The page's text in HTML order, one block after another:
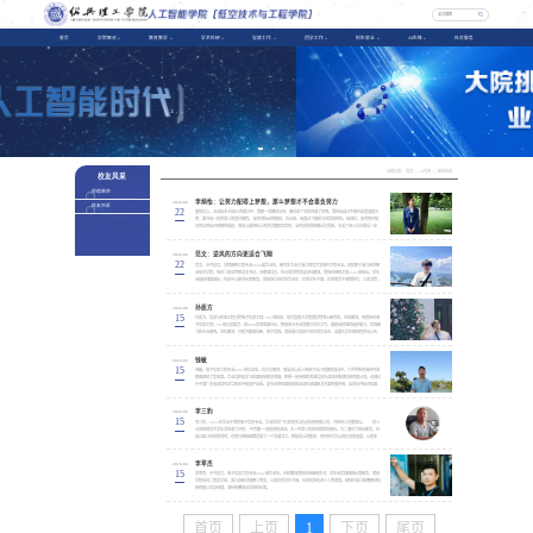
首页 学院概况 教育教学 学术科研 党建工作 团学工作 招生就业 AI先锋 社会服务
校友风采
师德典范
校友风采
首页 AI先锋
2026-06
22
李炳怡：让努力配得上梦想，那么梦想才不会辜负努力
重拾信心，主动出击“在如火的夏日中，我第一次踏进元培，便对这个学校充满了好奇。我告诉自己不能在这里虚度光
阴，要开启一段有意义的美好旅程。”如李炳怡说的那样，在元培，她度过了精彩又充实的四年。她回忆，高考的时候
没有达到自己预期的成绩，再加上看到班上的同学都超常发挥，当时就觉得既难过又丢脸，辛苦了这么久在最后一步没
2026-06
22
范文：逆风的方向更适合飞翔
范文，中共党员，学院网络工程专业2020届毕业生，研究生毕业于浙江师范大学软件工程专业。现就职于浙江经济职
业技术学院，担任二级学院团总支书记、专职辅导员。在元培学院就读本科期间，曾担任网络工程1602班班长，学生
会组织部副部长，科创中心秘书长等职务。荣获浙江省优秀毕业生、优秀学生干部、优秀团学干部等称号，以及学院综
奖项。...
2026-06
15
孙质方
孙质方，信息与机电工程分院电子信息工程1701班校友，现为暨南大学管理学院博士研究生。在校期间，他曾担任电
子信息工程1701班文娱委员、校ACM实验室副社长，积极参与专业竞赛与学生工作，展现出较强的组织能力、实践能
力和专业素养。本科期间，孙质方勤奋钻研、勇于实践，曾获浙江省绍兴市优秀毕业生、全国大学生团体程序设计天梯
大学生物理科技创新竞赛二等奖，...
2026-06
15
钱敏
钱敏，电子信息工程专业0901班毕业生。在大学期间，他全身心投入到电子设计竞赛的培训中，几乎将所有课余时间
都奉献给了实验室。毕业后积极学习机器视觉相关内容，积累一定经验和资源后创办深圳市维谱科技有限公司。总部位
于中国广东省深圳市龙华新区中裕冠产业园，是专业的机器视觉和自动化领域解决方案的提供商，自创办开始对机器视
觉行业经验，...
2026-06
15
李三豹
李三豹，2010年毕业于我院电子信息专业。毕业后在广东深圳创立豹点科技有限公司，并担任公司董事长。 初入
元培的他对大学生活充满了好奇，“不荒废”一直是他的坚持。大一时李三豹担任寝室的楼长，大二兼任了班长职务，在
自己奋斗向前的同时，也努力把班级营造成了一个充满活力、积极向上的集体，他对待工作认真负责的态度，让很多人
15
李萃杰
李萃杰，中共党员，电子信息工程专业0502班毕业生，在校期间曾担任班级团支书，学生会实践部部长等职务，荣获
学院综合二等奖学金、浙江省数学建模三等奖，以及优秀学生干部、社会实践先进个人等荣誉。现担任浙江新蕾教育科
技有限公司总经理，湖州新蕾培训学校校长等。
首页 上页 1 下页 尾页